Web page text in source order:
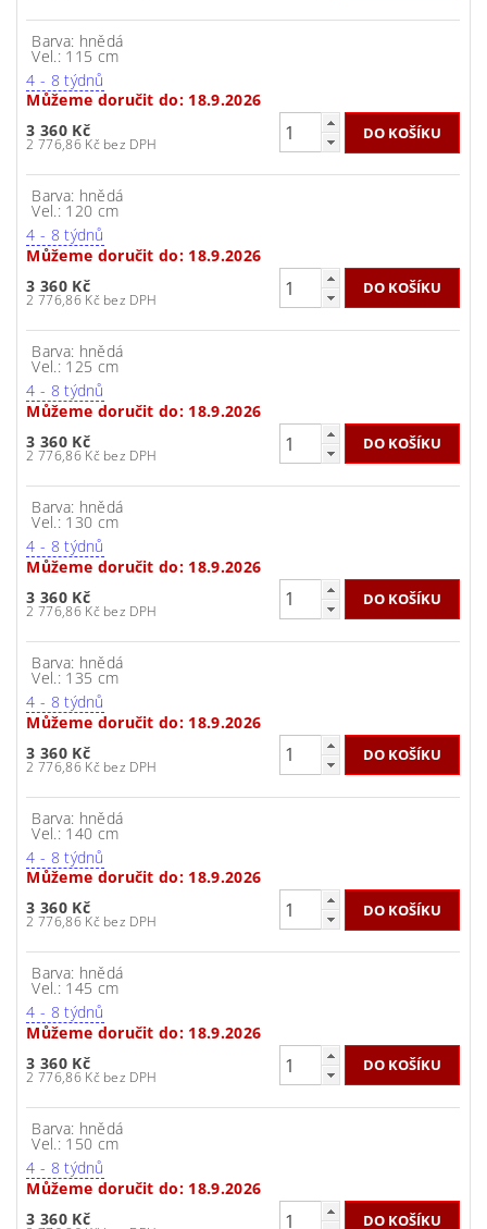
Barva: hnědá
Vel.: 115 cm
4 - 8 týdnů
Můžeme doručit do: 18.9.2026
3 360 Kč
2 776,86 Kč bez DPH
Barva: hnědá
Vel.: 120 cm
4 - 8 týdnů
Můžeme doručit do: 18.9.2026
3 360 Kč
2 776,86 Kč bez DPH
Barva: hnědá
Vel.: 125 cm
4 - 8 týdnů
Můžeme doručit do: 18.9.2026
3 360 Kč
2 776,86 Kč bez DPH
Barva: hnědá
Vel.: 130 cm
4 - 8 týdnů
Můžeme doručit do: 18.9.2026
3 360 Kč
2 776,86 Kč bez DPH
Barva: hnědá
Vel.: 135 cm
4 - 8 týdnů
Můžeme doručit do: 18.9.2026
3 360 Kč
2 776,86 Kč bez DPH
Barva: hnědá
Vel.: 140 cm
4 - 8 týdnů
Můžeme doručit do: 18.9.2026
3 360 Kč
2 776,86 Kč bez DPH
Barva: hnědá
Vel.: 145 cm
4 - 8 týdnů
Můžeme doručit do: 18.9.2026
3 360 Kč
2 776,86 Kč bez DPH
Barva: hnědá
Vel.: 150 cm
4 - 8 týdnů
Můžeme doručit do: 18.9.2026
3 360 Kč